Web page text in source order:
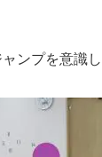
ンプを意識し